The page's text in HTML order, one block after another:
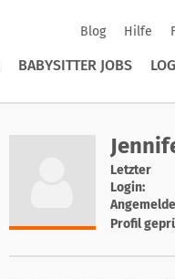
Blog Hilfe
BABYSITTER JOBS
Letzter
Login:
Profil